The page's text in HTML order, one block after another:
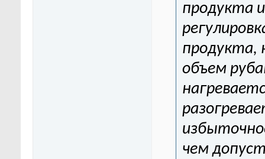
продукта
продукта,
объем
чем